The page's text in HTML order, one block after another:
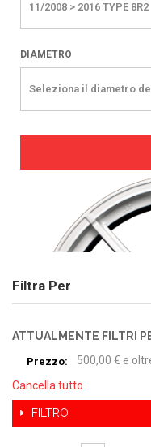
11/2008 > 2016 TYPE 8R2
DIAMETRO
Seleziona il diametro
Filtra Per
ATTUALMENTE FILTRI
Prezzo:
500,00 € e
Cancella tutto
FILTRO